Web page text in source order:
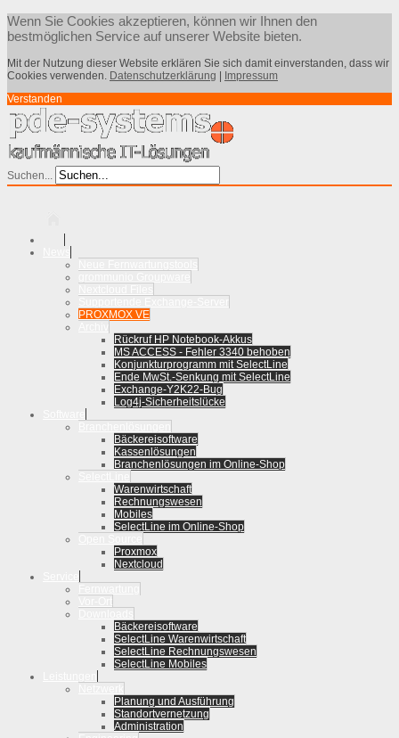
Wenn Sie Cookies akzeptieren, können wir Ihnen den
bestmöglichen Service auf unserer Website bieten.
Mit der Nutzung dieser Website erklären Sie sich damit einverstanden, dass wir
Cookies verwenden. Datenschutzerklärung
Impressum
Verstanden
Suchen...
PROXMOX VE
Rückruf HP Notebook-Akkus
MS ACCESS - Fehler 3340 behoben
Konjunkturprogramm mit SelectLine
Ende MwSt.-Senkung mit SelectLine
Exchange-Y2K22-Bug
Log4j-Sicherheitslücke
Bäckereisoftware
Kassenlösungen
Branchenlösungen im Online-Shop
Warenwirtschaft
Rechnungswesen
Mobiles
SelectLine im Online-Shop
Proxmox
Nextcloud
Bäckereisoftware
SelectLine Warenwirtschaft
SelectLine Rechnungswesen
SelectLine Mobiles
Planung und Ausführung
Standortvernetzung
Administration